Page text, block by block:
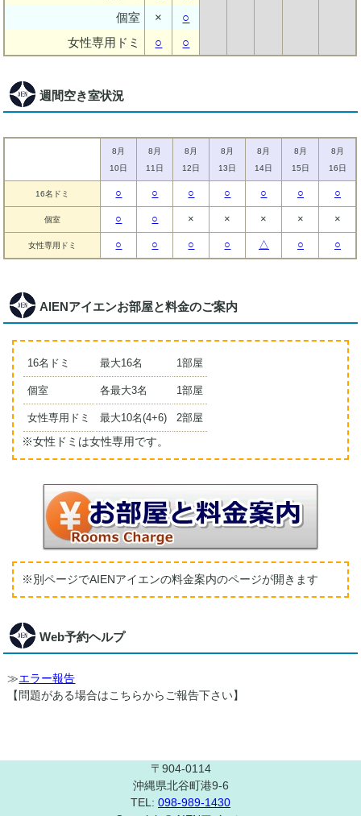
個室
女性専用ドミ
×
○
○
○
週間空き室状況
8月
10日
8月
11日
8月
12日
8月
13日
8月
14日
8月
15日
8月
16日
16名ドミ ○ ○ ○ ○ ○ ○ ○
個室 ○ ○ × × × × ×
女性専用ドミ ○ ○ ○ ○ △ ○ ○
AIENアイエンお部屋と料金のご案内
16名ドミ 最大16名 1部屋
個室 各最大3名 1部屋
女性専用ドミ 最大10名(4+6) 2部屋
※女性ドミは女性専用です。
※別ページでAIENアイエンの料金案内のページが開きます
Web予約ヘルプ
エラー報告
【問題がある場合はこちらからご報告下さい】
〒904-0114
沖縄県北谷町港9-6
TEL: 098-989-1430